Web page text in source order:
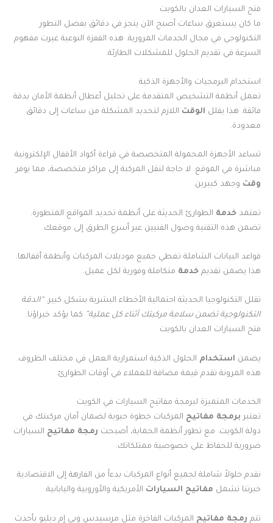
فتح السيارات العدان بالكويت
ما كان يستغرق ساعات أصبح الآن ينجز في دقائق بفضل التطور
التكنولوجي في مجال الخدمات المرورية. هذه القفزة النوعية غيرت مفهوم
السرعة في تقديم الحلول للمشكلات الطارئة.
استخدام البرمجيات والأجهزة الذكية
تعمل أنظمة التشخيص المتقدمة على تحليل أعطال أنظمة الأمان بدقة
فائقة. هذا يقلل الوقت اللازم لتحديد المشكلة من ساعات إلى دقائق
معدودة.
تساعد الأجهزة المحمولة المتخصصة في قراءة أكواد الأقفال الإلكترونية
مباشرة في الموقع. لا حاجة لنقل المركبة إلى مراكز متخصصة، مما يوفر
وقت وجهد كبيرين.
تعتمد خدمة الطوارئ الحديثة على أنظمة تحديد المواقع المتطورة.
تضمن هذه التقنية وصول الفنيين عبر أسرع الطرق إلى موقعك.
قواعد البيانات الشاملة تغطي جميع موديلات المركبات وأنظمة أقفالها.
هذا يضمن تقديم خدمة متكاملة وفورية لكل عميل.
تقلل التكنولوجيا الحديثة احتمالية الأخطاء البشرية بشكل كبير.“الدقة
التكنولوجية تضمن سلامة مركبتك أثناء كل عملية”
كما يؤكد خبراؤنا.
فتح السيارات العدان بالكويت
يضمن استخدام الحلول الذكية استمرارية العمل في مختلف الظروف.
هذه المرونة تقدم قيمة مضافة للعملاء في أوقات الطوارئ.
الخدمات المتميزة لبرمجة مفاتيح السيارات في الكويت
تعتبر برمجة مفاتيح المركبات خطوة حيوية لضمان أمان مركبتك في
دولة الكويت. مع تطور أنظمة الحماية، أصبحت رمجة مفاتيح السيارات
ضرورية للحفاظ على خصوصية ممتلكاتك.
نقدم حلولاً شاملة لجميع أنواع المركبات بدءاً من الفارهة إلى الاقتصادية.
خبرتنا تشمل مفاتيح السيارات الأمريكية والأوروبية واليابانية.
تتم رمجة مفاتيح المركبات الفاخرة مثل مرسيدس وبي إم دبليو بأحدث